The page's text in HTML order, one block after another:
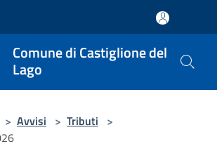
Comune di Castiglione del
Lago
> Avvisi > Tributi >